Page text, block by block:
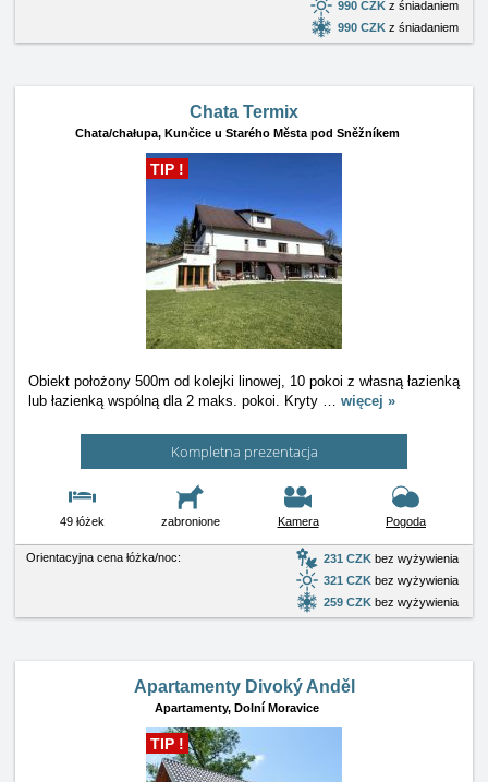
990 CZK z śniadaniem
990 CZK z śniadaniem
Chata Termix
Chata/chałupa, Kunčice u Starého Města pod Sněžníkem
TIP !
Obiekt położony 500m od kolejki linowej, 10 pokoi z własną łazienką
lub łazienką wspólną dla 2 maks. pokoi. Kryty … więcej »
Kompletna prezentacja
49 łóżek zabronione Kamera Pogoda
Orientacyjna cena łóżka/noc: 231 CZK bez wyżywienia
321 CZK bez wyżywienia
259 CZK bez wyżywienia
Apartamenty Divoký Anděl
Apartamenty, Dolní Moravice
TIP !